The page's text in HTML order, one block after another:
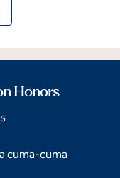
Honors
cuma-cuma